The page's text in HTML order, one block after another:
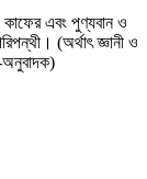
কাফের এবং পুণ্যবান ও
(অর্থাৎ জ্ঞানী ও
অনুবাদক)